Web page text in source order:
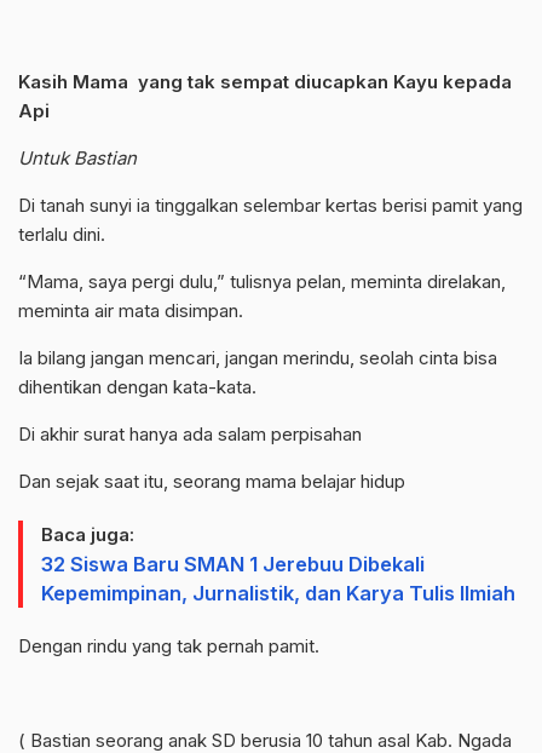
Kasih Mama yang tak sempat diucapkan Kayu kepada
Api
Untuk Bastian
Di tanah sunyi ia tinggalkan selembar kertas berisi pamit yang
terlalu dini.
“Mama, saya pergi dulu,” tulisnya pelan, meminta direlakan,
meminta air mata disimpan.
Ia bilang jangan mencari, jangan merindu, seolah cinta bisa
dihentikan dengan kata-kata.
Di akhir surat hanya ada salam perpisahan
Dan sejak saat itu, seorang mama belajar hidup
Baca juga:
32 Siswa Baru SMAN 1 Jerebuu Dibekali
Kepemimpinan, Jurnalistik, dan Karya Tulis Ilmiah
Dengan rindu yang tak pernah pamit.
( Bastian seorang anak SD berusia 10 tahun asal Kab. Ngada